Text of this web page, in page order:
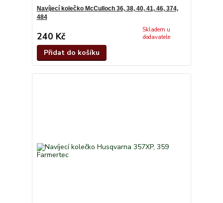
Navíjecí kolečko McCulloch 36, 38, 40, 41, 46, 374,
484
240 Kč
Skladem u
dodavatele
Přidat do košíku